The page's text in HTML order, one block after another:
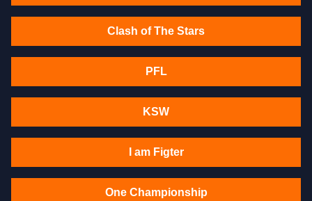
Clash of The Stars
PFL
KSW
I am Figter
One Championship